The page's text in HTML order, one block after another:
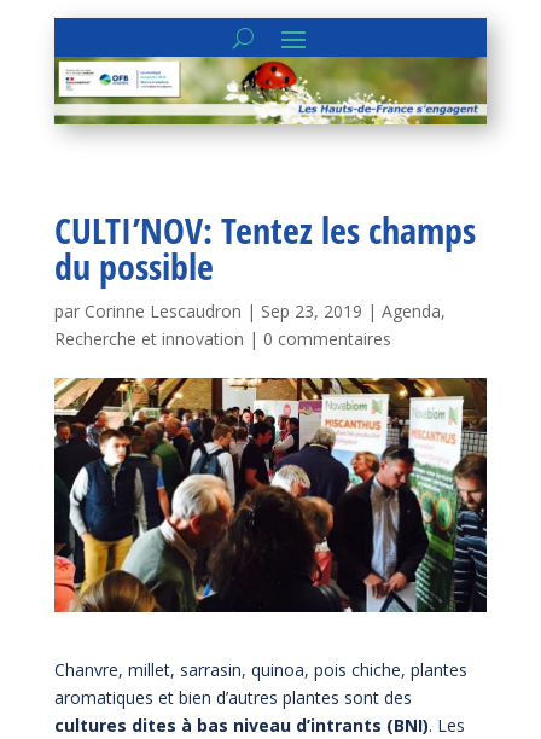
CULTI’NOV: Tentez les champs
du possible
par Corinne Lescaudron | Sep 23, 2019 | Agenda,
Recherche et innovation | 0 commentaires
Chanvre, millet, sarrasin, quinoa, pois chiche, plantes
aromatiques et bien d’autres plantes sont des
cultures dites à bas niveau d’intrants (BNI). Les